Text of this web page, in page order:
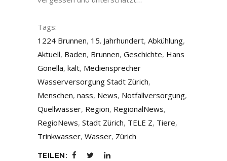
Tags:
1224 Brunnen, 15. Jahrhundert, Abkühlung,
Aktuell, Baden, Brunnen, Geschichte, Hans
Gonella, kalt, Mediensprecher
Wasserversorgung Stadt Zürich,
Menschen, nass, News, Notfallversorgung,
Quellwasser, Region, RegionalNews,
RegioNews, Stadt Zürich, TELE Z, Tiere,
Trinkwasser, Wasser, Zürich
TEILEN: